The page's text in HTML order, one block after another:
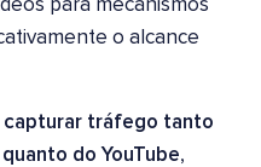
para mecanismos
o alcance
capturar tráfego tanto
do YouTube,